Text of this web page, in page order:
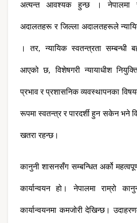
अत्यन्त आवश्यक हुन्छ । नेपालमा
अदालतहरू र जिल्ला अदालतहरूले
। तर, न्यायिक स्वतन्त्रता सम्बन्धी
आएको छ, विशेषगरी न्यायाधीश
प्रभाव र प्रशासनिक व्यवस्थापनका
रूपमा स्वतन्त्र र पारदर्शी हुन सकेन भने
खतरा रहन्छ।
कानुनी शासनसँग सम्बन्धित अर्को
कार्यान्वयन हो। नेपालमा राम्रो
कार्यान्वयनमा कमजोरी देखिन्छ।